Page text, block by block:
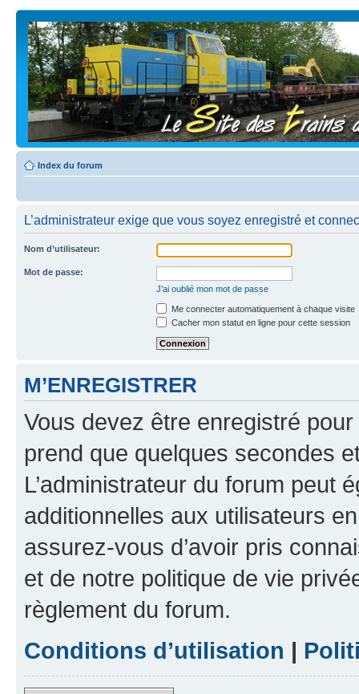
Index du forum
L’administrateur exige que vous soyez enregistré et
Nom d’utilisateur:
Mot de passe:
J’ai oublié mon mot de passe
Me connecter automatiquement à chaque visite
Cacher mon statut en ligne pour cette session
M’ENREGISTRER
Vous devez être enregistré
prend que quelques secondes
L’administrateur du forum peut
additionnelles aux utilisateurs
assurez-vous d’avoir pris
et de notre politique de vie
règlement du forum.
Conditions d’utilisation |